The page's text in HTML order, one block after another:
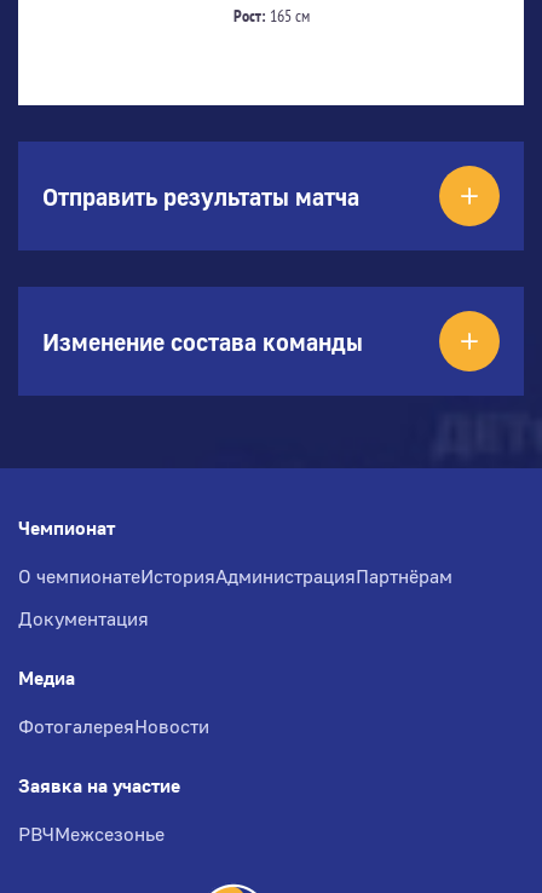
Рост: 165 см
Отправить результаты матча
Изменение состава команды
Чемпионат
О чемпионатеИсторияАдминистрацияПартнёрам
Документация
Медиа
ФотогалереяНовости
Заявка на участие
РВЧМежсезонье